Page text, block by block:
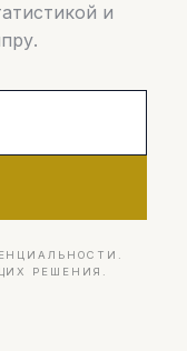
и
РЕШЕНИЯ.